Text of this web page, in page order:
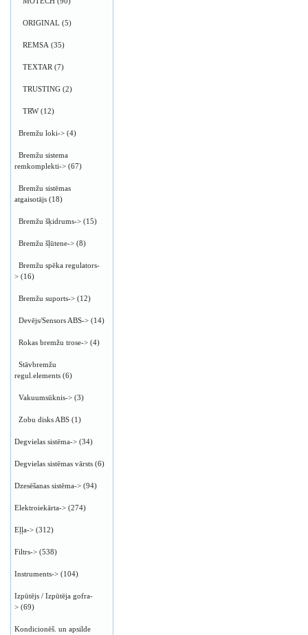
ORIGINAL (5)
REMSA (35)
TEXTAR (7)
TRUSTING (2)
TRW(12)
Bremžu loki-> (4)
Bremžu sistema
remkomplekti-> (67)
Bremžu sistēmas
atgaisotājs (18)
Bremžu šķidrums-> (15)
Bremžu šļūtene-> (8)
Bremžu spēka regulators-
> (16)
Bremžu suports-> (12)
Devējs/Sensors ABS-> (14)
Rokas bremžu trose-> (4)
Stāvbremžu
regul.elements (6)
Vakuumsūknis-> (3)
Zobu disks ABS (1)
Degvielas sistēma-> (34)
Degvielas sistēmas vārsts (6)
Dzesēšanas sistēma-> (94)
Elektroiekārta-> (274)
Eļļa-> (312)
Filtrs-> (538)
Instruments-> (104)
Izpūtējs / Izpūtēja gofra-
> (69)
Kondicionēš. un apsilde